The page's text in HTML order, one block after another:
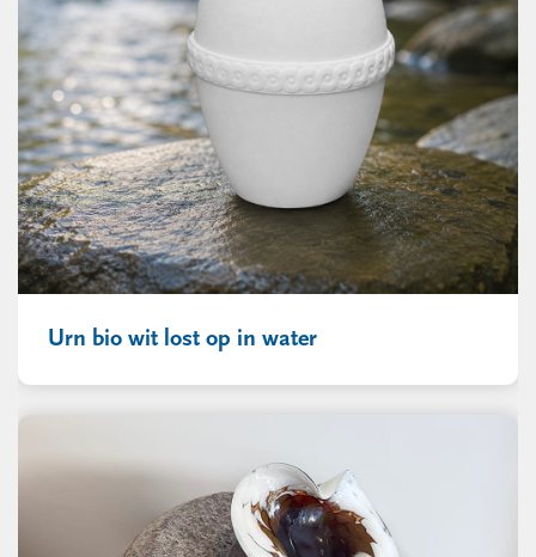
Urn bio wit lost op in water